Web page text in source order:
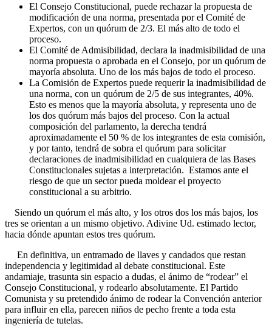
El Consejo Constitucional, puede rechazar la propuesta de
modificación de una norma, presentada por el Comité de
Expertos, con un quórum de 2/3. El más alto de todo el
proceso.
El Comité de Admisibilidad, declara la inadmisibilidad de una
norma propuesta o aprobada en el Consejo, por un quórum de
mayoría absoluta. Uno de los más bajos de todo el proceso.
La Comisión de Expertos puede requerir la inadmisibilidad de
una norma, con un quórum de 2/5 de sus integrantes, 40%.
Esto es menos que la mayoría absoluta, y representa uno de
los dos quórum más bajos del proceso. Con la actual
composición del parlamento, la derecha tendrá
aproximadamente el 50 % de los integrantes de esta comisión,
y por tanto, tendrá de sobra el quórum para solicitar
declaraciones de inadmisibilidad en cualquiera de las Bases
Constitucionales sujetas a interpretación. Estamos ante el
riesgo de que un sector pueda moldear el proyecto
constitucional a su arbitrio.
Siendo un quórum el más alto, y los otros dos los más bajos, los
tres se orientan a un mismo objetivo. Adivine Ud. estimado lector,
hacia dónde apuntan estos tres quórum.
En definitiva, un entramado de llaves y candados que restan
independencia y legitimidad al debate constitucional. Este
andamiaje, trasunta sin espacio a dudas, el ánimo de “rodear” el
Consejo Constitucional, y rodearlo absolutamente. El Partido
Comunista y su pretendido ánimo de rodear la Convención anterior
para influir en ella, parecen niños de pecho frente a toda esta
ingeniería de tutelas.